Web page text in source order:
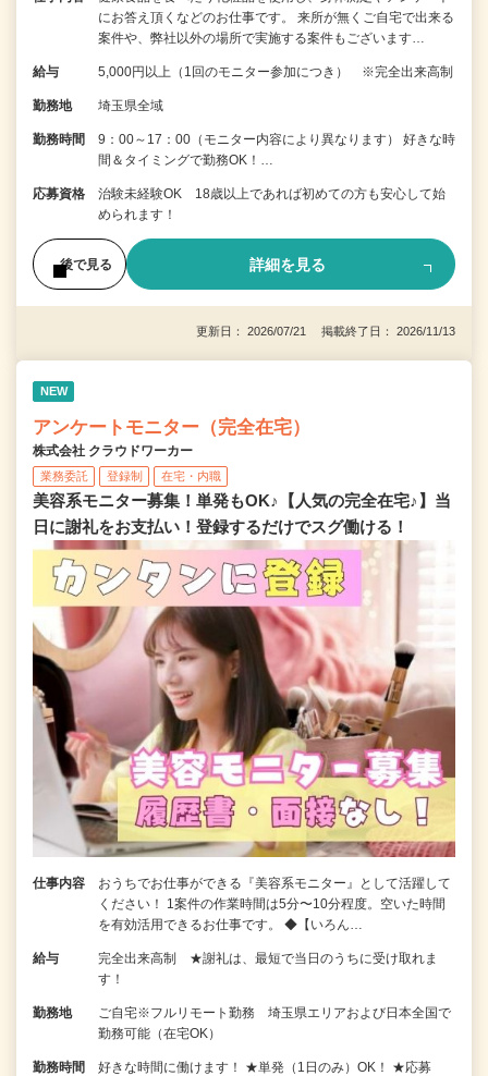
にお答え頂くなどのお仕事です。 来所が無くご自宅で出来る
案件や、弊社以外の場所で実施する案件もございます…
給与 5,000円以上（1回のモニター参加につき） ※完全出来高制
勤務地 埼玉県全域
勤務時間
9：00～17：00（モニター内容により異なります） 好きな時
間＆タイミングで勤務OK！…
応募資格
治験未経験OK 18歳以上であれば初めての方も安心して始
められます！
後で見る 詳細を見る
更新日： 2026/07/21 掲載終了日： 2026/11/13
NEW
アンケートモニター（完全在宅）
株式会社 クラウドワーカー
業務委託 登録制 在宅・内職
美容系モニター募集！単発もOK♪【人気の完全在宅♪】当
日に謝礼をお支払い！登録するだけでスグ働ける！
仕事内容
おうちでお仕事ができる『美容系モニター』として活躍して
ください！ 1案件の作業時間は5分〜10分程度。空いた時間
を有効活用できるお仕事です。 ◆【いろん…
給与
完全出来高制 ★謝礼は、最短で当日のうちに受け取れま
す！
勤務地
ご自宅※フルリモート勤務 埼玉県エリアおよび日本全国で
勤務可能（在宅OK）
勤務時間
好きな時間に働けます！ ★単発（1日のみ）OK！ ★応募